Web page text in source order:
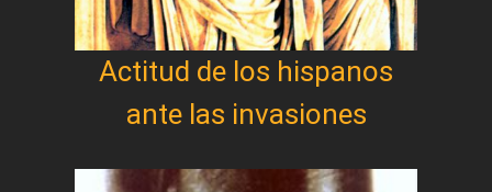
Actitud de los hispanos
ante las invasiones